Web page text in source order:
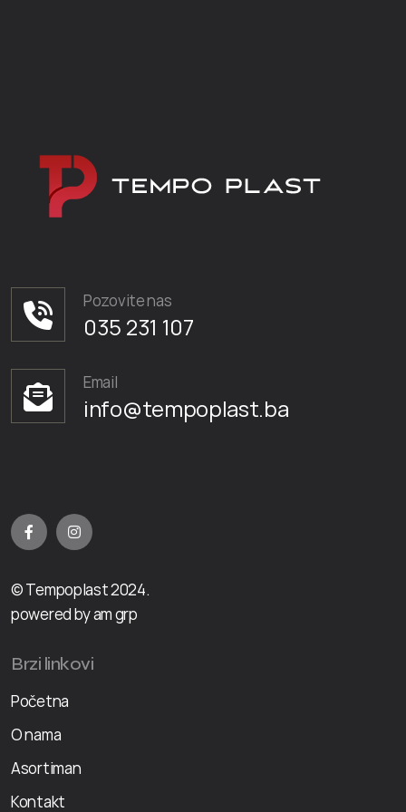
Pozovite nas
035 231 107
Email
info@tempoplast.ba
© Tempoplast 2024.
powered by am grp
Brzi linkovi
Početna
O nama
Asortiman
Kontakt